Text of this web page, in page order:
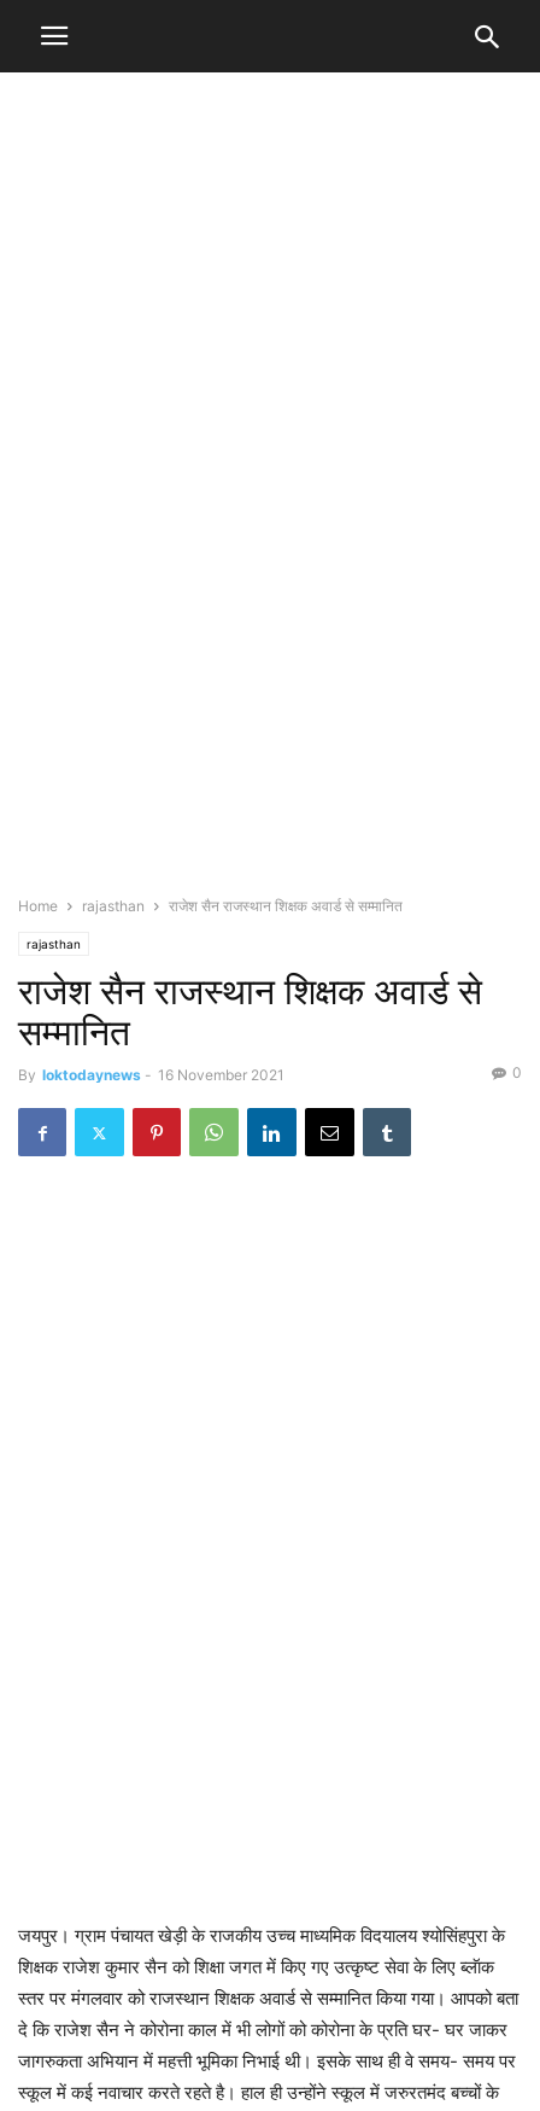
Home rajasthan राजेश सैन राजस्थान शिक्षक अवार्ड से सम्मानित
rajasthan
राजेश सैन राजस्थान शिक्षक अवार्ड से
सम्मानित
By loktodaynews - 16 November 2021 0
जयपुर। ग्राम पंचायत खेड़ी के राजकीय उच्च माध्यमिक विदयालय श्योसिंहपुरा के
शिक्षक राजेश कुमार सैन को शिक्षा जगत में किए गए उत्कृष्ट सेवा के लिए ब्लॅाक
स्तर पर मंगलवार को राजस्थान शिक्षक अवार्ड से सम्मानित किया गया। आपको बता
दे कि राजेश सैन ने कोरोना काल में भी लोगों को कोरोना के प्रति घर- घर जाकर
जागरुकता अभियान में महत्ती भूमिका निभाई थी। इसके साथ ही वे समय- समय पर
स्कूल में कई नवाचार करते रहते है। हाल ही उन्होंने स्कूल में जरुरतमंद बच्चों के